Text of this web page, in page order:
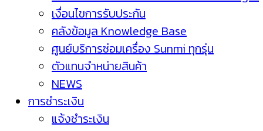
เงื่อนไขการรับประกัน
คลังข้อมูล Knowledge Base
ศูนย์บริการซ่อมเครื่อง Sunmi ทุกรุ่น
ตัวแทนจำหน่ายสินค้า
NEWS
การชำระเงิน
แจ้งชำระเงิน